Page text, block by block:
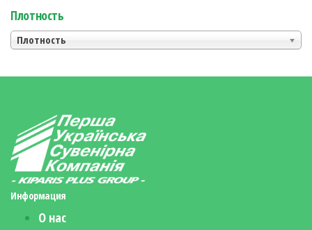
Плотность
Плотность
Информация
О нас